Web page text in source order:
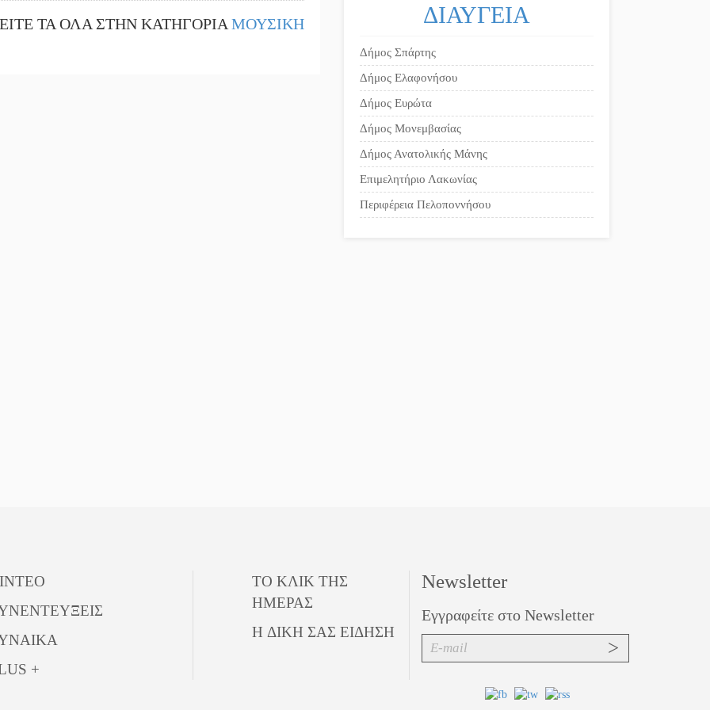
ΤΑ ΟΛΑ ΣΤΗΝ ΚΑΤΗΓΟΡΙΑ ΜΟΥΣΙΚΗ
Δήμος Σπάρτης
Δήμος Ελαφονήσου
Δήμος Ευρώτα
Δήμος Μονεμβασίας
Δήμος Ανατολικής Μάνης
Επιμελητήριο Λακωνίας
Περιφέρεια Πελοποννήσου
+
ΤΟ ΚΛΙΚ ΤΗΣ
ΗΜΕΡΑΣ
Η ΔΙΚΗ ΣΑΣ ΕΙΔΗΣΗ
Newsletter
Εγγραφείτε στο Newsletter